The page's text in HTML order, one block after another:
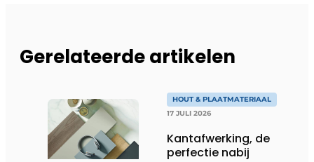
Gerelateerde artikelen
HOUT & PLAATMATERIAAL
17 JULI 2026
Kantafwerking, de
perfectie nabij